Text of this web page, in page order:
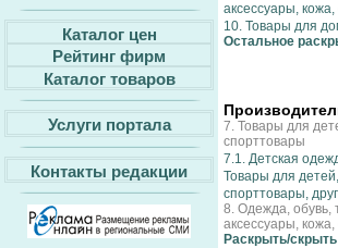
Каталог цен
Рейтинг фирм
Каталог товаров
Услуги портала
Контакты редакции
аксессуары,
10. Товары для
Остальное
7. Товары для
спорттовары
7.1. Детская
Товары для
спорттовары,
8. Одежда, обувь,
аксессуары,
Раcкрыть/скрыть